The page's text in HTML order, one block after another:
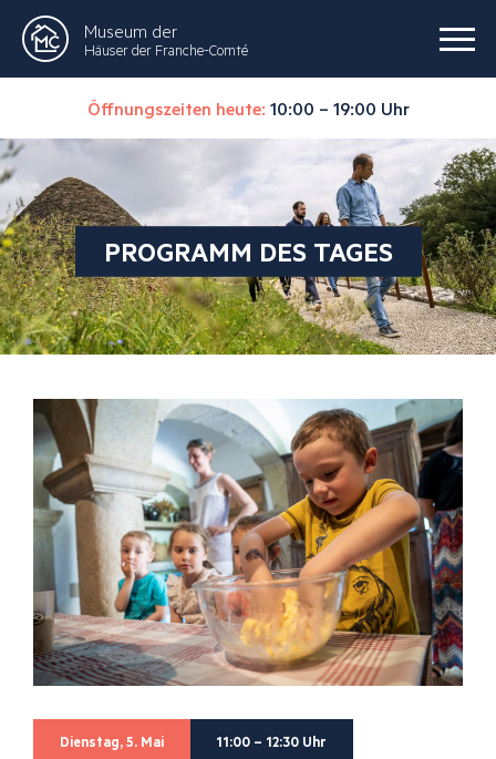
Museum der
Häuser der Franche-Comté
Öffnungszeiten heute: 10:00 – 19:00 Uhr
PROGRAMM DES TAGES
Dienstag, 5. Mai 11:00 – 12:30 Uhr